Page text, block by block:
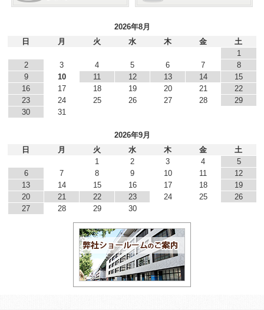
2026年8月
日
月 火 水 木 金
土
1
2
3 4 5 6 7
8
9
10 11 12 13 14
15
16
17 18 19 20 21
22
23
24 25 26 27 28
29
30
31
2026年9月
日
月 火 水 木 金
土
1
2 3 4
5
6
7 8 9 10 11
12
13
14 15 16 17 18
19
20
21 22 23 24 25
26
27
28 29 30